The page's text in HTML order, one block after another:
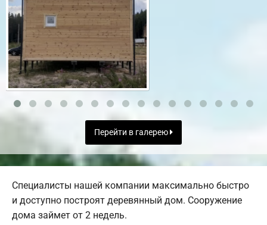
Перейти в галерею
Специалисты нашей компании максимально быстро
и доступно построят деревянный дом. Сооружение
дома займет от 2 недель.